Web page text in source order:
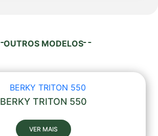
OUTROS MODELOS
BERKY TRITON 550
VER MAIS